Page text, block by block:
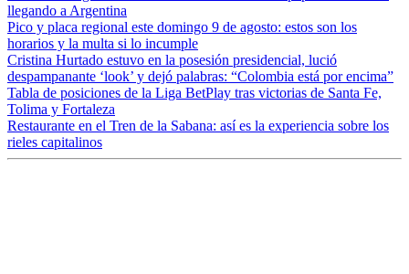
llegando a Argentina
Pico y placa regional este domingo 9 de agosto: estos son los
horarios y la multa si lo incumple
Cristina Hurtado estuvo en la posesión presidencial, lució
despampanante ‘look’ y dejó palabras: “Colombia está por encima”
Tabla de posiciones de la Liga BetPlay tras victorias de Santa Fe,
Tolima y Fortaleza
Restaurante en el Tren de la Sabana: así es la experiencia sobre los
rieles capitalinos